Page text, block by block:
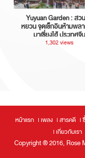
Yuyuan Garden : สว
หยวน จุดเช็กอินห้ามพล
มาเซี่ยงไฮ้ ประเทศจีน
1,302 views
หน้าแรก เพลง สารคดี
เกี่ยวกับเรา
Copyright ® 2016, Rose